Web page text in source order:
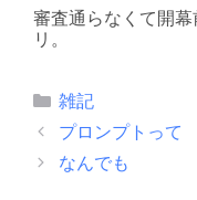
審査通らなくて開
リ。
カ
テ
リ
雑記
プロンプトって
なんでも